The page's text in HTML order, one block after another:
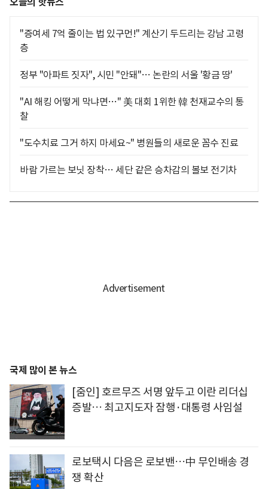
"증여세 7억 줄이는 법 있구먼!" 계산기 두드리는 강남 고령
층
정부 "아파트 짓자", 시민 "안돼"… 논란의 서울 '황금 땅'
"AI 해킹 어떻게 막냐면…" 美 대회 1위한 韓 천재교수의 통
찰
"도수치료 그거 하지 마세요~" 병원들의 새로운 꼼수 진료
바람 가르는 보닛 장착… 세단 같은 승차감의 볼보 전기차
국제 많이 본 뉴스
[줌인] 호르무즈 서명 앞두고 이란 리더십
증발… 최고지도자 잠행·대통령 사임설
로보택시 다음은 로보밴…中 무인배송 경
쟁 확산